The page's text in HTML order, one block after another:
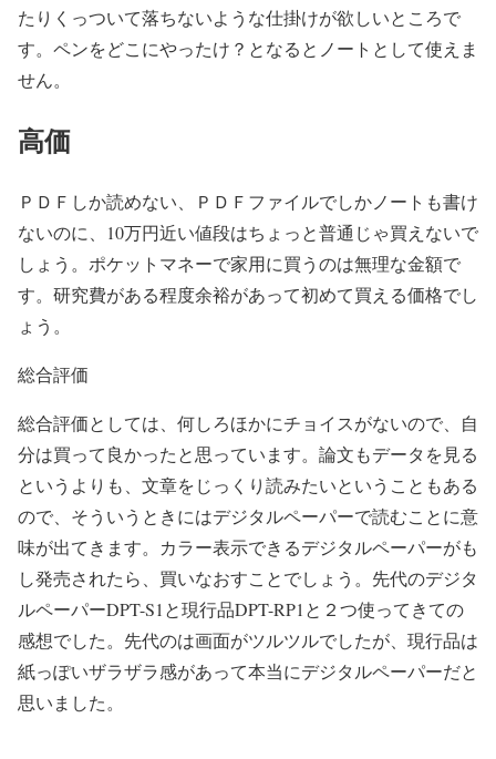
たりくっついて落ちないような仕掛けが欲しいところで
す。ペンをどこにやったけ？となるとノートとして使えま
せん。
高価
ＰＤＦしか読めない、ＰＤＦファイルでしかノートも書け
ないのに、10万円近い値段はちょっと普通じゃ買えないで
しょう。ポケットマネーで家用に買うのは無理な金額で
す。研究費がある程度余裕があって初めて買える価格でし
ょう。
総合評価
総合評価としては、何しろほかにチョイスがないので、自
分は買って良かったと思っています。論文もデータを見る
というよりも、文章をじっくり読みたいということもある
ので、そういうときにはデジタルペーパーで読むことに意
味が出てきます。カラー表示できるデジタルペーパーがも
し発売されたら、買いなおすことでしょう。先代のデジタ
ルペーパーDPT-S1と現行品DPT-RP1と２つ使ってきての
感想でした。先代のは画面がツルツルでしたが、現行品は
紙っぽいザラザラ感があって本当にデジタルペーパーだと
思いました。